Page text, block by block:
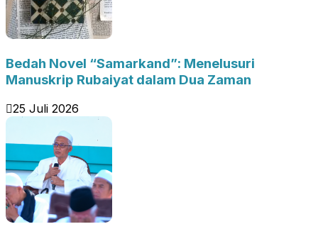
Bedah Novel “Samarkand”: Menelusuri
Manuskrip Rubaiyat dalam Dua Zaman
25 Juli 2026